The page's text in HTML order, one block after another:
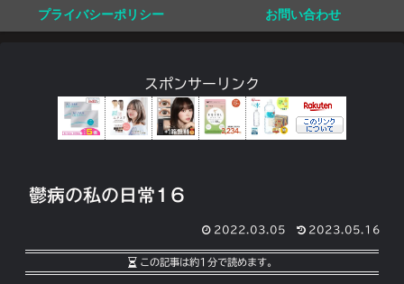
プライバシーポリシー
お問い合わせ
スポンサーリンク
鬱病の私の日常1６
2022.03.05 2023.05.16
この記事は約1分で読めます。